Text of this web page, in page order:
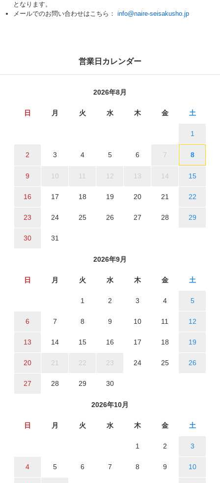
となります。
メールでのお問い合わせはこちら： info@naire-seisakusho.jp
営業日カレンダー
2026年8月
日 月 火 水 木 金 土
1
2 3 4 5 6 7 8
9 10 11 12 13 14 15
16 17 18 19 20 21 22
23 24 25 26 27 28 29
30 31
2026年9月
日 月 火 水 木 金 土
1 2 3 4 5
6 7 8 9 10 11 12
13 14 15 16 17 18 19
20 21 22 23 24 25 26
27 28 29 30
2026年10月
日 月 火 水 木 金 土
1 2 3
4 5 6 7 8 9 10